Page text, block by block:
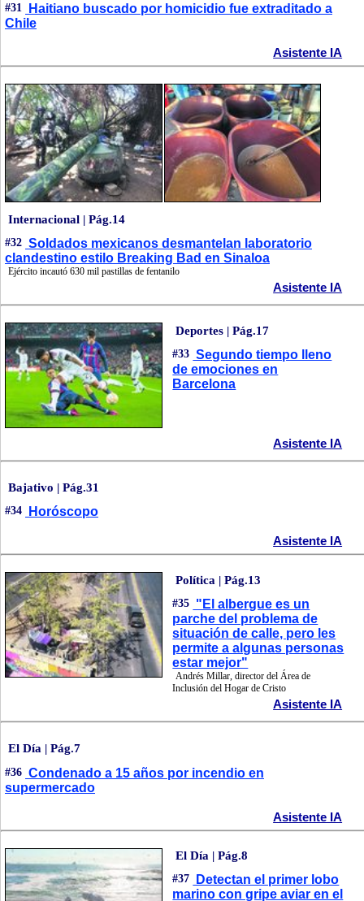
#31
Haitiano buscado por homicidio fue extraditado a
Chile
Asistente IA
Internacional | Pág.14
#32 Soldados mexicanos desmantelan laboratorio
clandestino estilo Breaking Bad en Sinaloa
Ejército incautó 630 mil pastillas de fentanilo
Asistente IA
Deportes | Pág.17
#33 Segundo tiempo lleno
de emociones en
Barcelona
Asistente IA
Bajativo | Pág.31
#34 Horóscopo
Asistente IA
Política | Pág.13
#35 "El albergue es un
parche del problema de
situación de calle, pero les
permite a algunas personas
estar mejor"
Andrés Millar, director del Área de
Inclusión del Hogar de Cristo
Asistente IA
El Día | Pág.7
#36 Condenado a 15 años por incendio en
supermercado
Asistente IA
El Día | Pág.8
#37
Detectan el primer lobo
marino con gripe aviar en el